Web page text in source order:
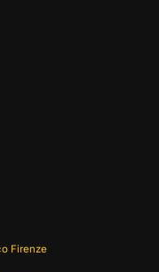
Firenze